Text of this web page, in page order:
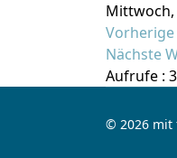
Mittwoch,
Nächste
Aufrufe :
© 2026 mit